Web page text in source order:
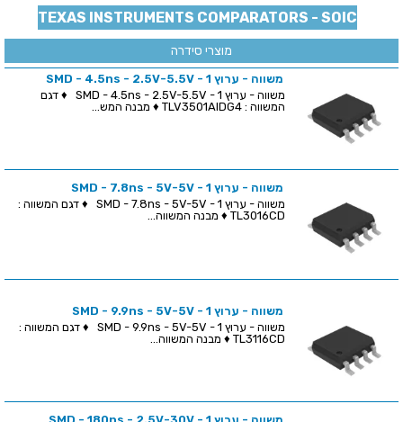
TEXAS INSTRUMENTS COMPARATORS - SOIC
מוצרי סידרה
משווה - ערוץ 1 - SMD - 4.5ns - 2.5V-5.5V
משווה - ערוץ 1 - SMD - 4.5ns - 2.5V-5.5V ♦ דגם
המשווה : TLV3501AIDG4 ♦ מבנה המש...
משווה - ערוץ 1 - SMD - 7.8ns - 5V-5V
משווה - ערוץ 1 - SMD - 7.8ns - 5V-5V ♦ דגם המשווה :
TL3016CD ♦ מבנה המשווה...
משווה - ערוץ 1 - SMD - 9.9ns - 5V-5V
משווה - ערוץ 1 - SMD - 9.9ns - 5V-5V ♦ דגם המשווה :
TL3116CD ♦ מבנה המשווה...